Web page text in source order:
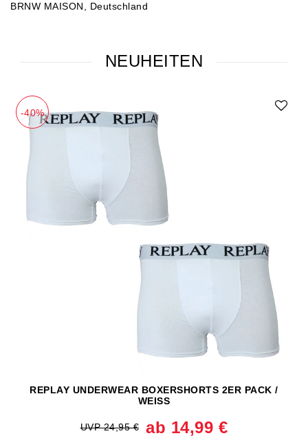
BRNW MAISON
Deutschland
NEUHEITEN
-40%
REPLAY UNDERWEAR BOXERSHORTS 2ER PACK /
WEISS
UVP 24,95 € ab 14,99 €